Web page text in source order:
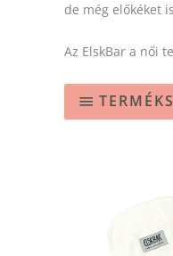
de még előkéket
Az ElskBar a női